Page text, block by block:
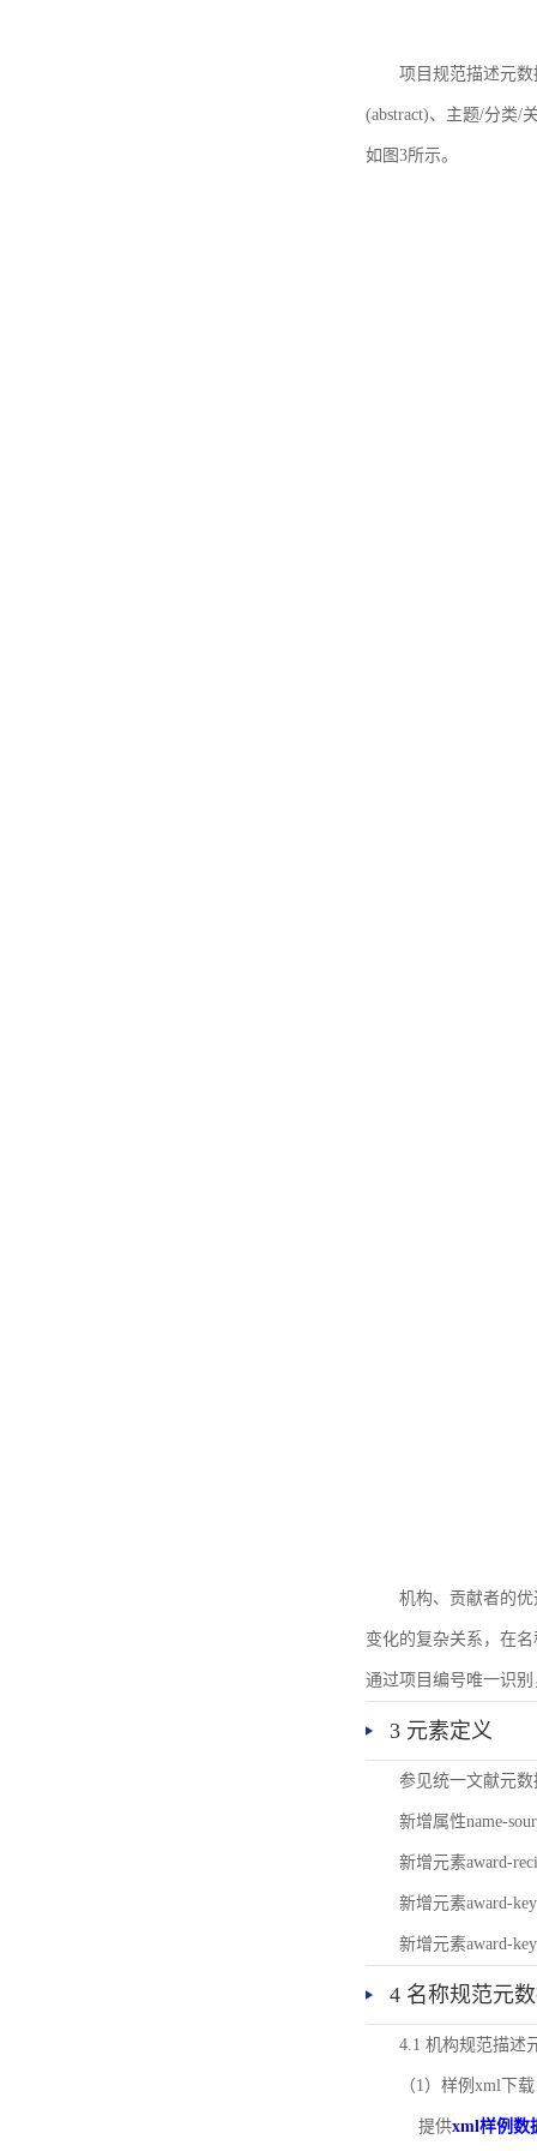
项目规范描述元
(abstract)、主题/分类/
如图3所示。
机构、贡献者的
变化的复杂关系，在
通过项目编号唯一识
3 元素定义
参见统一文献元
新增属性name-
新增元素award-
新增元素award-
新增元素award-
4 名称规范元
4.1 机构规范描述
（1）样例xml下载
提供xml样例数